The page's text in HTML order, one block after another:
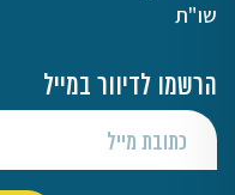
שו"ת
הרשמו לדיוור במייל